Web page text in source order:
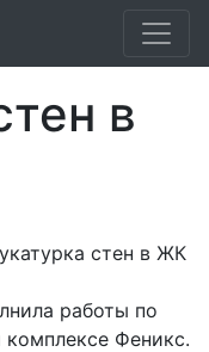
в
стен в ЖК
работы по
Феникс.